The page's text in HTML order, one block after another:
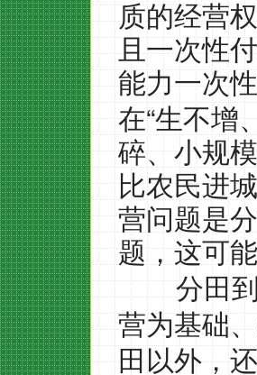
质的经营
且一次性
能力一次
在“生不增
碎、小规
比农民进
营问题是
题，这可
分田
营为基础
田以外，